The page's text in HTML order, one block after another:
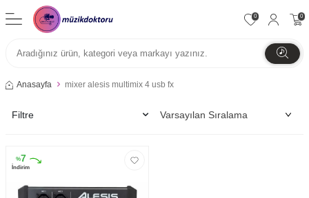
0 0
Anasayfa mixer alesis multimix 4 usb fx
Filtre
%7
İndirim